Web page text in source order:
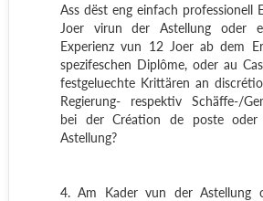
Ass dëst eng einfach professionell
Joer virun der Astellung oder
Experienz vun 12 Joer ab dem
spezifeschen Diplôme, oder au
festgeluechte Krittären an
Regierung- respektiv Schäffe-/
bei der Création de poste
Astellung?
4. Am Kader vun der Astellung